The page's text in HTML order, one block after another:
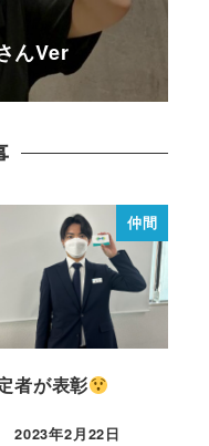
んVer
仲間
者が表彰
2023年2月22日